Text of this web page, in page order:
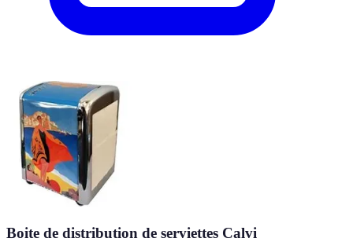
Boite de distribution de serviettes Calvi